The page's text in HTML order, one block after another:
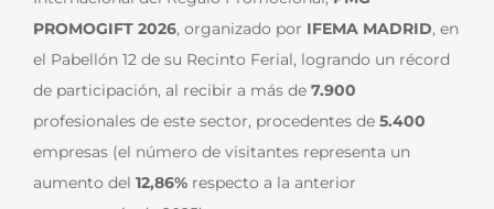
PROMOGIFT 2026, organizado por IFEMA MADRID, en
el Pabellón 12 de su Recinto Ferial, logrando un récord
de participación, al recibir a más de 7.900
profesionales de este sector, procedentes de 5.400
empresas (el número de visitantes representa un
aumento del 12,86%respecto a la anterior